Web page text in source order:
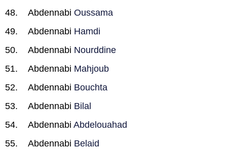
Abdennabi Oussama
Abdennabi Hamdi
Abdennabi Nourddine
Abdennabi Mahjoub
Abdennabi Bouchta
Abdennabi Bilal
Abdennabi Abdelouahad
Abdennabi Belaid